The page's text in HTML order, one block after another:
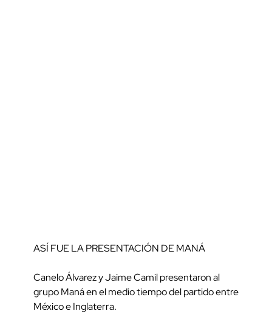
ASÍ FUE LA PRESENTACIÓN DE MANÁ
Canelo Álvarez y Jaime Camil presentaron al
grupo Maná en el medio tiempo del partido entre
México e Inglaterra.